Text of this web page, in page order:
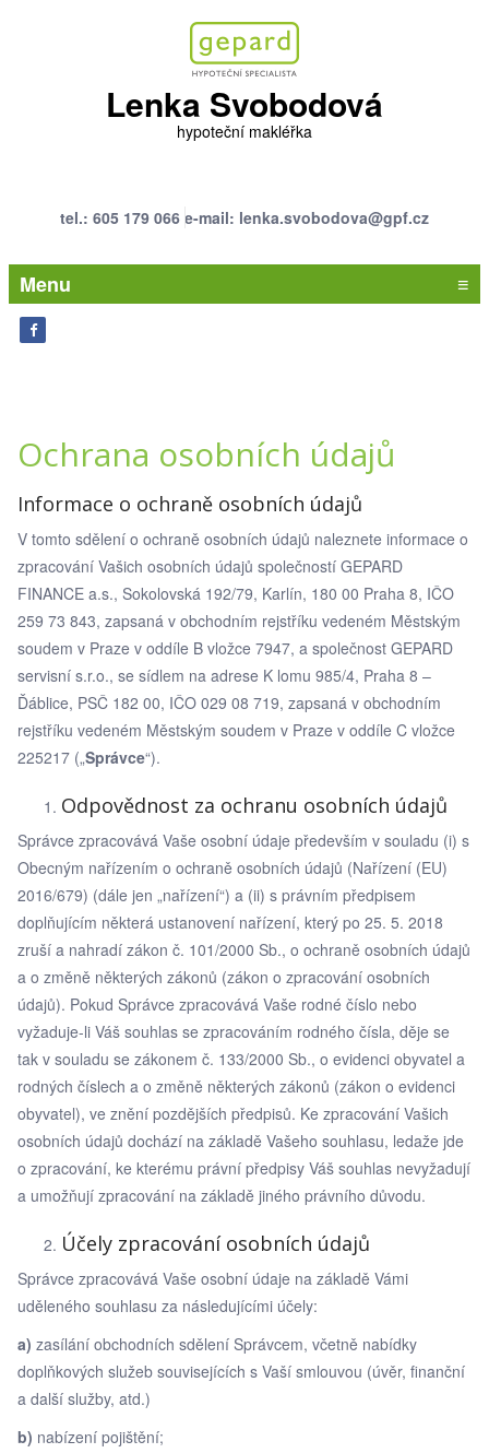
Lenka Svobodová
hypoteční makléřka
tel.: 605 179 066 e-mail: lenka.svobodova@gpf.cz
Menu ≡
Ochrana osobních údajů
Informace o ochraně osobních údajů
V tomto sdělení o ochraně osobních údajů naleznete informace o
zpracování Vašich osobních údajů společností GEPARD
FINANCE a.s., Sokolovská 192/79, Karlín, 180 00 Praha 8, IČO
259 73 843, zapsaná v obchodním rejstříku vedeném Městským
soudem v Praze v oddíle B vložce 7947, a společnost GEPARD
servisní s.r.o., se sídlem na adrese K lomu 985/4, Praha 8 –
Ďáblice, PSČ 182 00, IČO 029 08 719, zapsaná v obchodním
rejstříku vedeném Městským soudem v Praze v oddíle C vložce
225217 („Správce“).
Odpovědnost za ochranu osobních údajů
Správce zpracovává Vaše osobní údaje především v souladu (i) s
Obecným nařízením o ochraně osobních údajů (Nařízení (EU)
2016/679) (dále jen „nařízení“) a (ii) s právním předpisem
doplňujícím některá ustanovení nařízení, který po 25. 5. 2018
zruší a nahradí zákon č. 101/2000 Sb., o ochraně osobních údajů
a o změně některých zákonů (zákon o zpracování osobních
údajů). Pokud Správce zpracovává Vaše rodné číslo nebo
vyžaduje-li Váš souhlas se zpracováním rodného čísla, děje se
tak v souladu se zákonem č. 133/2000 Sb., o evidenci obyvatel a
rodných číslech a o změně některých zákonů (zákon o evidenci
obyvatel), ve znění pozdějších předpisů. Ke zpracování Vašich
osobních údajů dochází na základě Vašeho souhlasu, ledaže jde
o zpracování, ke kterému právní předpisy Váš souhlas nevyžadují
a umožňují zpracování na základě jiného právního důvodu.
Účely zpracování osobních údajů
Správce zpracovává Vaše osobní údaje na základě Vámi
uděleného souhlasu za následujícími účely:
a) zasílání obchodních sdělení Správcem, včetně nabídky
doplňkových služeb souvisejících s Vaší smlouvou (úvěr, finanční
a další služby, atd.)
b) nabízení pojištění;